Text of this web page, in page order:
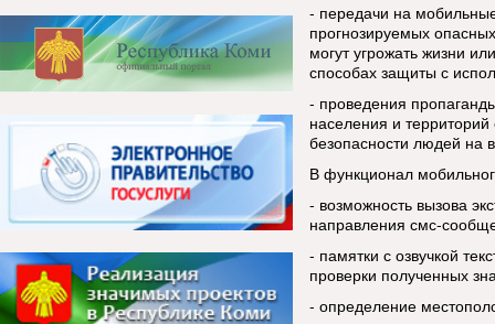
- передачи на
прогнозируемых
могут угрожать жизни
способах защиты с
- проведения
населения и
безопасности людей на
В функционал
- возможность вызова
направления смс-
- памятки с озвучкой
проверки полученных
- определение